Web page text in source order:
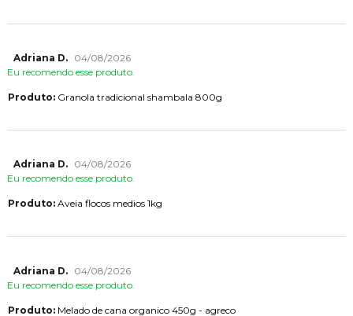
Adriana D.
04/08/2026
Eu recomendo esse produto.
Produto:Granola tradicional shambala 800g
Adriana D.
04/08/2026
Eu recomendo esse produto.
Produto:Aveia flocos medios 1kg
Adriana D.
04/08/2026
Eu recomendo esse produto.
Produto:Melado de cana organico 450g - agreco